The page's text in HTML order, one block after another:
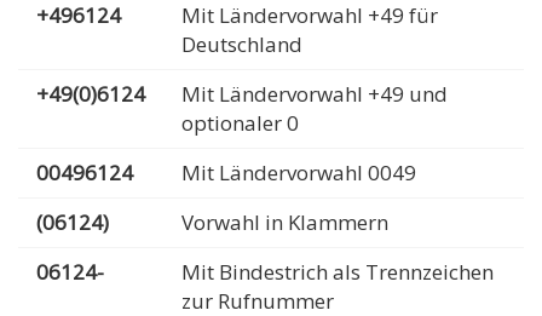
+496124
Mit Ländervorwahl +49 für
Deutschland
+49(0)6124
Mit Ländervorwahl +49 und
optionaler 0
00496124
Mit Ländervorwahl 0049
(06124)
Vorwahl in Klammern
06124-
Mit Bindestrich als Trennzeichen
zur Rufnummer